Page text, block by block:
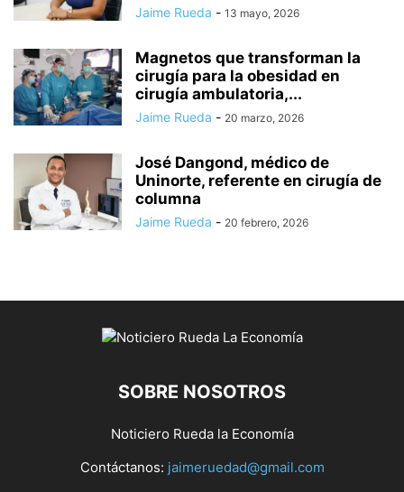
Jaime Rueda - 13 mayo, 2026
Magnetos que transforman la
cirugía para la obesidad en
cirugía ambulatoria,...
Jaime Rueda - 20 marzo, 2026
José Dangond, médico de
Uninorte, referente en cirugía de
columna
Jaime Rueda - 20 febrero, 2026
SOBRE NOSOTROS
Noticiero Rueda la Economía
Contáctanos: jaimeruedad@gmail.com